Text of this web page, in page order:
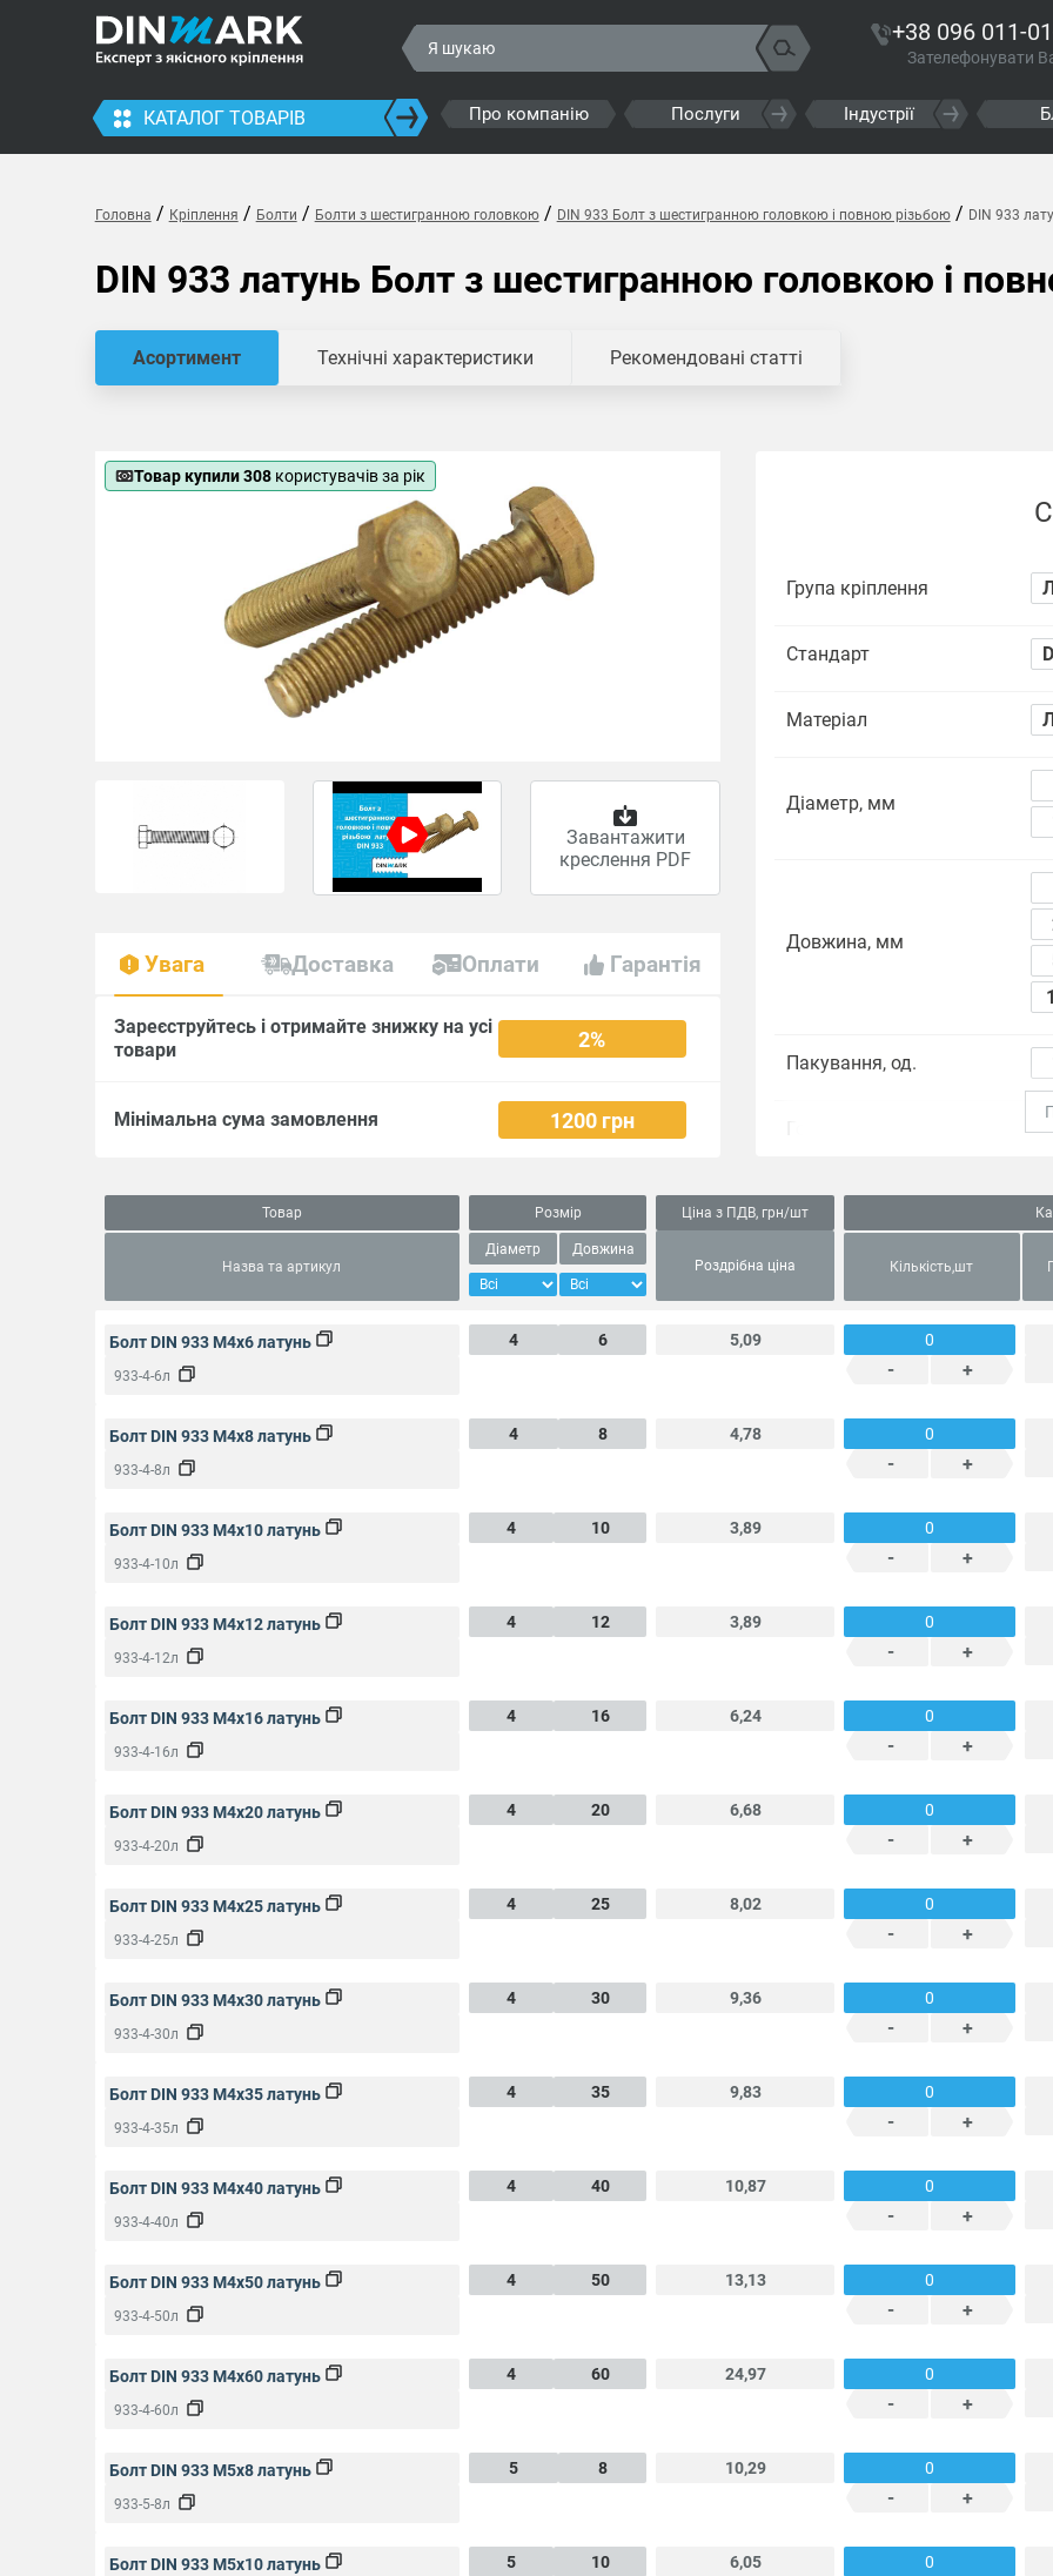
+38 096 011-
Зателефонувати
КАТАЛОГ ТОВАРІВ Про компанію Послуги Індустрії
Головна / Кріплення / Болти / Болти з шестигранною головкою/ DIN 933 Болт з шестигранною головкою і повною різьбою/ DIN 933
DIN 933 латунь Болт з шестигранною головкою і
Асортимент Технічні характеристики Рекомендовані статті
Товар купили 308 користувачів за рік
Завантажити
креслення PDF
Увага Доставка Оплати Гарантія
Зареєструйтесь і отримайте знижку на усі
товари
2%
Мінімальна сума замовлення 1200 грн
Група кріплення
Стандарт
Матеріал
Діаметр, мм
Довжина, мм
Пакування, од.
Вид різьби
Тип різьби
Крок різьби, мм
Розмір під ключ, мм
Товар
Назва та артикул
Розмір
Діаметр Довжина
Ціна з ПДВ, грн/шт
Роздрібна ціна Кількість,шт
Болт DIN 933 M4x6 латунь
933-4-6л
4 6 5,09
- +
Болт DIN 933 M4x8 латунь
933-4-8л
4 8 4,78
- +
Болт DIN 933 M4x10 латунь
933-4-10л
4 10 3,89
- +
Болт DIN 933 M4x12 латунь
933-4-12л
4 12 3,89
- +
Болт DIN 933 M4x16 латунь
933-4-16л
4 16 6,24
- +
Болт DIN 933 M4x20 латунь
933-4-20л
4 20 6,68
- +
Болт DIN 933 M4x25 латунь
933-4-25л
4 25 8,02
- +
Болт DIN 933 M4x30 латунь
933-4-30л
4 30 9,36
- +
Болт DIN 933 M4x35 латунь
933-4-35л
4 35 9,83
- +
Болт DIN 933 M4x40 латунь
933-4-40л
4 40 10,87
- +
Болт DIN 933 M4x50 латунь
933-4-50л
4 50 13,13
- +
Болт DIN 933 M4x60 латунь
933-4-60л
4 60 24,97
- +
Болт DIN 933 M5x8 латунь
933-5-8л
5 8 10,29
- +
Болт DIN 933 M5x10 латунь 5 10 6,05